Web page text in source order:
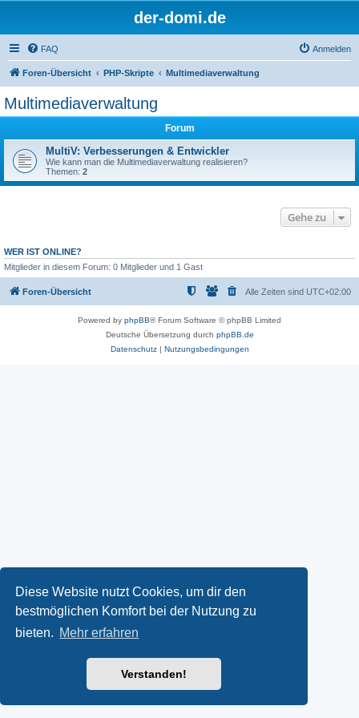
Diese Website nutzt Cookies, um dir den
bestmöglichen Komfort bei der Nutzung zu
bieten. Mehr erfahren
Verstanden!
der-domi.de
FAQ Anmelden
Foren-Übersicht PHP-Skripte Multimediaverwaltung
Multimediaverwaltung
Forum
MultiV: Verbesserungen & Entwickler
Wie kann man die Multimediaverwaltung realisieren?
Themen: 2
Gehe zu
WER IST ONLINE?
Mitglieder in diesem Forum: 0 Mitglieder und 1 Gast
Foren-Übersicht Alle Zeiten sind UTC+02:00
Powered by phpBB® Forum Software © phpBB Limited
Deutsche Übersetzung durch phpBB.de
Datenschutz| Nutzungsbedingungen